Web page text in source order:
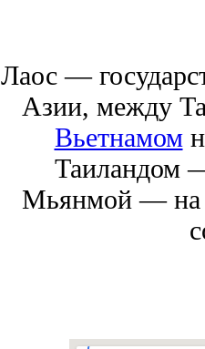
Лаос —
Азии, между
Вьетнамом
Таиландом
Мьянмой — на